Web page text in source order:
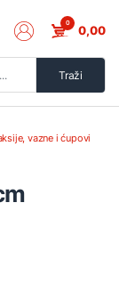
Traži
0 0,00
vazne i ćupovi